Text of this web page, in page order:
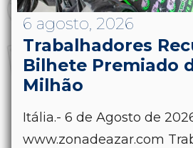
6 agosto, 2026
Trabalhadores
Bilhete Premiado
Milhão
Itália.- 6 de Agosto de 2026
www.zonadeazar.com